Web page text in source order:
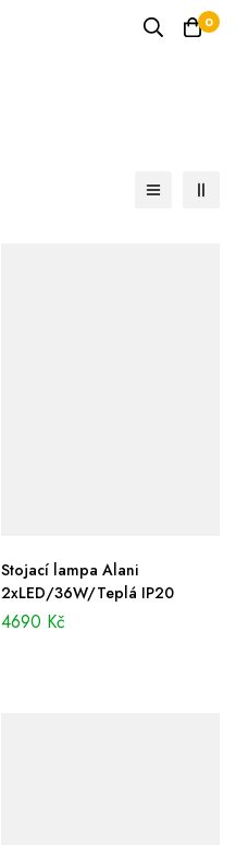
0
Stojací lampa Alani
2xLED/36W/Teplá IP20
4690 Kč